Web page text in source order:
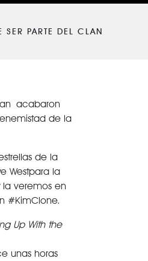
SER PARTE DEL CLAN
acabaron
de la
de la
Westpara la
la veremos en
#KimClone.
Up With the
unas horas